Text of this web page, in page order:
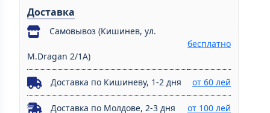
Доставка
Самовывоз (Кишинев, ул.
M.Dragan 2/1A)
бесплатно
Доставка по Кишиневу, 1-2 дня от 60 лей
Доставка по Молдове, 2-3 дня от 100 лей